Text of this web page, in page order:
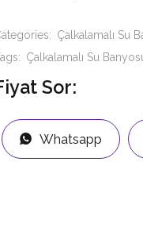
Çalkalamalı Su
Çalkalamalı Su
Sor:
Whatsapp